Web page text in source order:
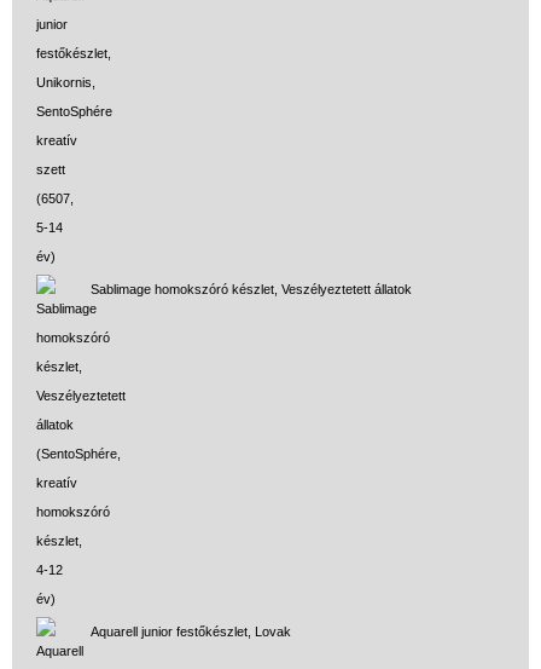
Sablimage homokszóró készlet, Veszélyeztetett állatok
Aquarell junior festőkészlet, Lovak